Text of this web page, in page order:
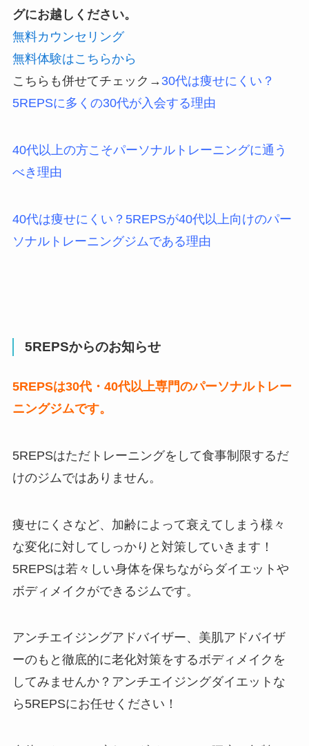
グにお越しください。
無料カウンセリング
無料体験はこちらから
こちらも併せてチェック→ 30代は痩せにくい？
5REPSに多くの30代が入会する理由
40代以上の方こそパーソナルトレーニングに通う
べき理由
40代は痩せにくい？5REPSが40代以上向けのパー
ソナルトレーニングジムである理由
5REPSからのお知らせ
5REPSは30代・40代以上専門のパーソナルトレー
ニングジムです。
5REPSはただトレーニングをして食事制限するだ
けのジムではありません。
痩せにくさなど、加齢によって衰えてしまう様々
な変化に対してしっかりと対策していきます！
5REPSは若々しい身体を保ちながらダイエットや
ボディメイクができるジムです。
アンチエイジングアドバイザー、美肌アドバイザ
ーのもと徹底的に老化対策をするボディメイクを
してみませんか？アンチエイジングダイエットな
ら5REPSにお任せください！